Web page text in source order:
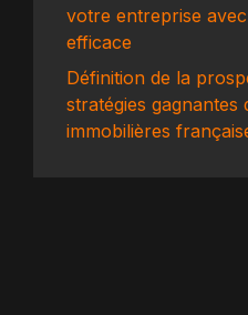
votre entreprise
efficace
Définition de la
stratégies gagnantes
immobilières